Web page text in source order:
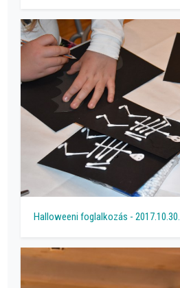
Halloweeni foglalkozás - 2017.10.30.